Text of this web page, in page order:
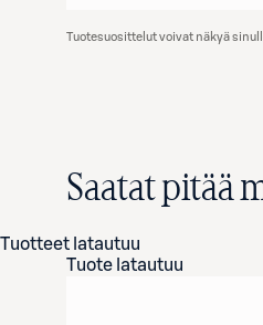
Tuotesuosittelut voivat näkyä
Saatat pitää
Tuotteet latautuu
Tuote latautuu